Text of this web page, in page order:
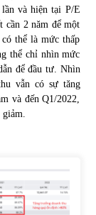
và hiện tại P/E
cần 2 năm để một
thể là mức thấp
thể chỉ nhìn mức
để đầu tư. Nhìn
vẫn có sự tăng
và đến Q1/2022,
giảm.